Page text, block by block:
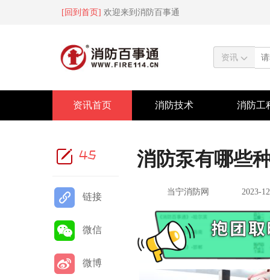
[回到首页] 欢迎来到消防百事通
资讯
资讯首页 消防技术 消防工
45
链接
微信
微博
消防泵有哪些
当宁消防网 2023-